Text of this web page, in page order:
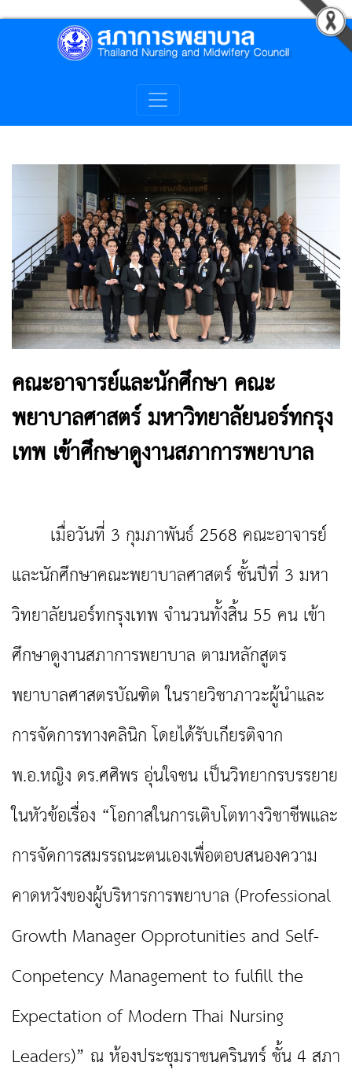
คณะอาจารย์และนักศึกษา คณะ
พยาบาลศาสตร์ มหาวิทยาลัยนอร์ทกรุง
เทพ เข้าศึกษาดูงานสภาการพยาบาล
เมื่อวันที่ 3 กุมภาพันธ์ 2568 คณะอาจารย์
และนักศึกษาคณะพยาบาลศาสตร์ ชั้นปีที่ 3 มหา
วิทยาลัยนอร์ทกรุงเทพ จำนวนทั้งสิ้น 55 คน เข้า
ศึกษาดูงานสภาการพยาบาล ตามหลักสูตร
พยาบาลศาสตรบัณฑิต ในรายวิชาภาวะผู้นำและ
การจัดการทางคลินิก โดยได้รับเกียรติจาก
พ.อ.หญิง ดร.ศศิพร อุ่นใจชน เป็นวิทยากรบรรยาย
ในหัวข้อเรื่อง “โอกาสในการเติบโตทางวิชาชีพและ
การจัดการสมรรถนะตนเองเพื่อตอบสนองความ
คาดหวังของผู้บริหารการพยาบาล (Professional
Growth Manager Opprotunities and Self-
Conpetency Management to fulfill the
Expectation of Modern Thai Nursing
Leaders)” ณ ห้องประชุมราชนครินทร์ ชั้น 4 สภา